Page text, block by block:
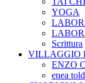
YOGA
Scrittura
VILLAGGIO
ENZO
enea